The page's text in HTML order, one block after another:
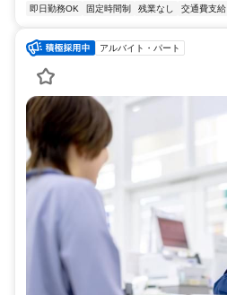
即日勤務OK 固定時間制 残業なし 交通費支給
アルバイト・パート